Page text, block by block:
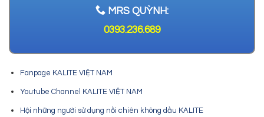
MRS QUỲNH:
0393.236.689
Fanpage KALITE VIỆT NAM
Youtube Channel KALITE VIỆT NAM
Hội những người sử dụng nồi chiên không dầu KALITE